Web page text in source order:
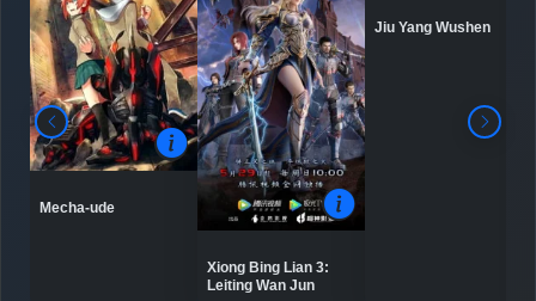
Bölüm No: 9 Detaylar
Bölüm No: 10 Detaylar İzle
Detaylar
Mecha-ude
Xiong Bing Lian 3:
Leiting Wan Jun
Jiu Yang Wushen